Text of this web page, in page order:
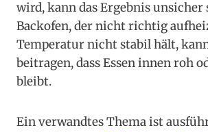
wird, kann das Ergebnis unsicher
Backofen, der nicht richtig
Temperatur nicht stabil hält,
beitragen, dass Essen innen roh
bleibt.
Ein verwandtes Thema ist